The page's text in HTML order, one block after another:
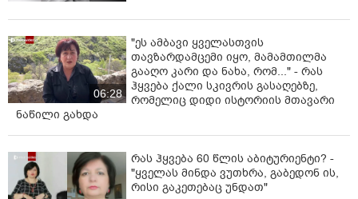
06:28
"ეს ამბავი ყველასთვის
თავზარდამცემი იყო, მამამთილმა
გააღო კარი და ნახა, რომ..." - რას
ჰყვება ქალი სკივრის გასაღებზე,
რომელიც დიდი ისტორიის მთავარი
ნაწილი გახდა
რას ჰყვება 60 წლის აბიტურიენტი? -
"ყველას მინდა ვუთხრა, გაბედონ ის,
რისი გაკეთებაც უნდათ"